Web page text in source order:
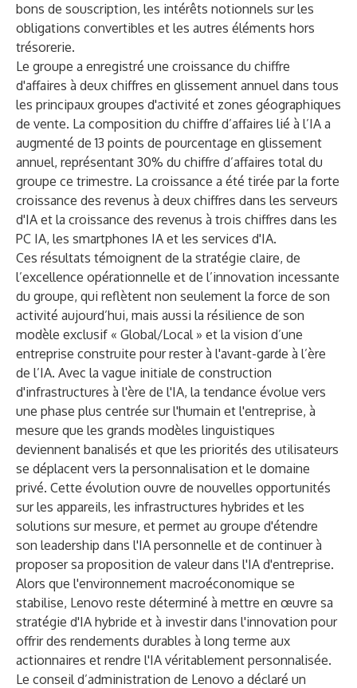
bons de souscription, les intérêts notionnels sur les
obligations convertibles et les autres éléments hors
trésorerie.
Le groupe a enregistré une croissance du chiffre
d'affaires à deux chiffres en glissement annuel dans tous
les principaux groupes d'activité et zones géographiques
de vente. La composition du chiffre d’affaires lié à l’IA a
augmenté de 13 points de pourcentage en glissement
annuel, représentant 30% du chiffre d’affaires total du
groupe ce trimestre. La croissance a été tirée par la forte
croissance des revenus à deux chiffres dans les serveurs
d'IA et la croissance des revenus à trois chiffres dans les
PC IA, les smartphones IA et les services d'IA.
Ces résultats témoignent de la stratégie claire, de
l’excellence opérationnelle et de l’innovation incessante
du groupe, qui reflètent non seulement la force de son
activité aujourd’hui, mais aussi la résilience de son
modèle exclusif « Global/Local » et la vision d’une
entreprise construite pour rester à l'avant-garde à l’ère
de l’IA. Avec la vague initiale de construction
d'infrastructures à l'ère de l'IA, la tendance évolue vers
une phase plus centrée sur l'humain et l'entreprise, à
mesure que les grands modèles linguistiques
deviennent banalisés et que les priorités des utilisateurs
se déplacent vers la personnalisation et le domaine
privé. Cette évolution ouvre de nouvelles opportunités
sur les appareils, les infrastructures hybrides et les
solutions sur mesure, et permet au groupe d'étendre
son leadership dans l'IA personnelle et de continuer à
proposer sa proposition de valeur dans l'IA d'entreprise.
Alors que l'environnement macroéconomique se
stabilise, Lenovo reste déterminé à mettre en œuvre sa
stratégie d'IA hybride et à investir dans l'innovation pour
offrir des rendements durables à long terme aux
actionnaires et rendre l'IA véritablement personnalisée.
Le conseil d’administration de Lenovo a déclaré un